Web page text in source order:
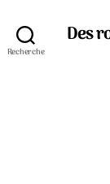
Recherche
Des